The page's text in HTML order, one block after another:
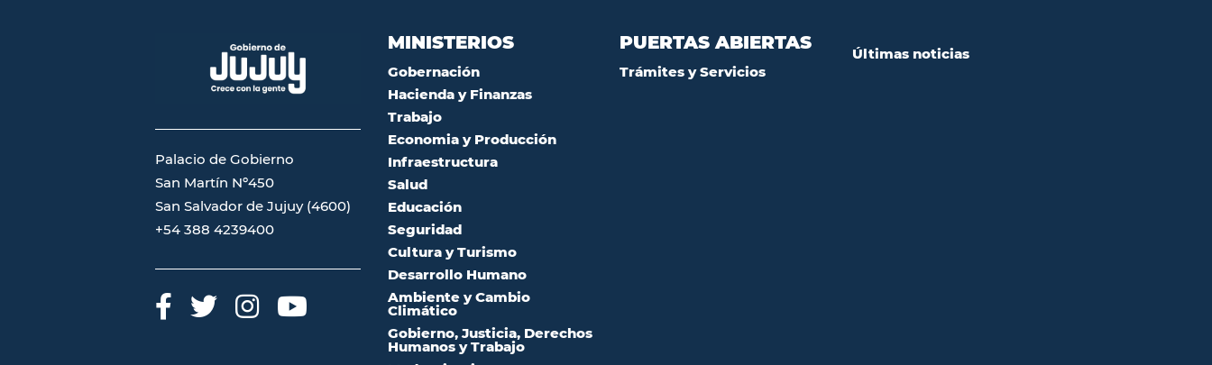
Palacio de Gobierno
San Martín Nº450
San Salvador de Jujuy (4600)
+54 388 4239400
MINISTERIOS
Gobernación
Hacienda y Finanzas
Trabajo
Economia y Producción
Infraestructura
Salud
Educación
Seguridad
Cultura y Turismo
Desarrollo Humano
Ambiente y Cambio
Climático
Gobierno, Justicia, Derechos
Humanos y Trabajo
PUERTAS ABIERTAS
Trámites y Servicios
Últimas noticias